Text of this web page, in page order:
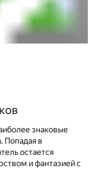
знаковые
Попадая в
остается
и фантазией с